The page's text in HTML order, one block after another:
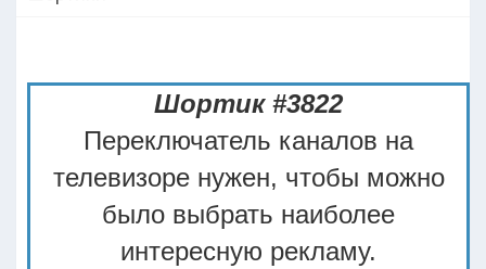
Шортик #3822
Переключатель каналов на
телевизоре нужен, чтобы можно
было выбрать наиболее
интересную рекламу.